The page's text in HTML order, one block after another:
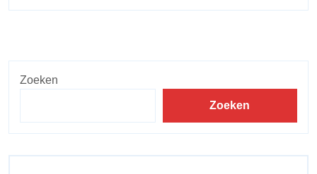
Zoeken
Zoeken